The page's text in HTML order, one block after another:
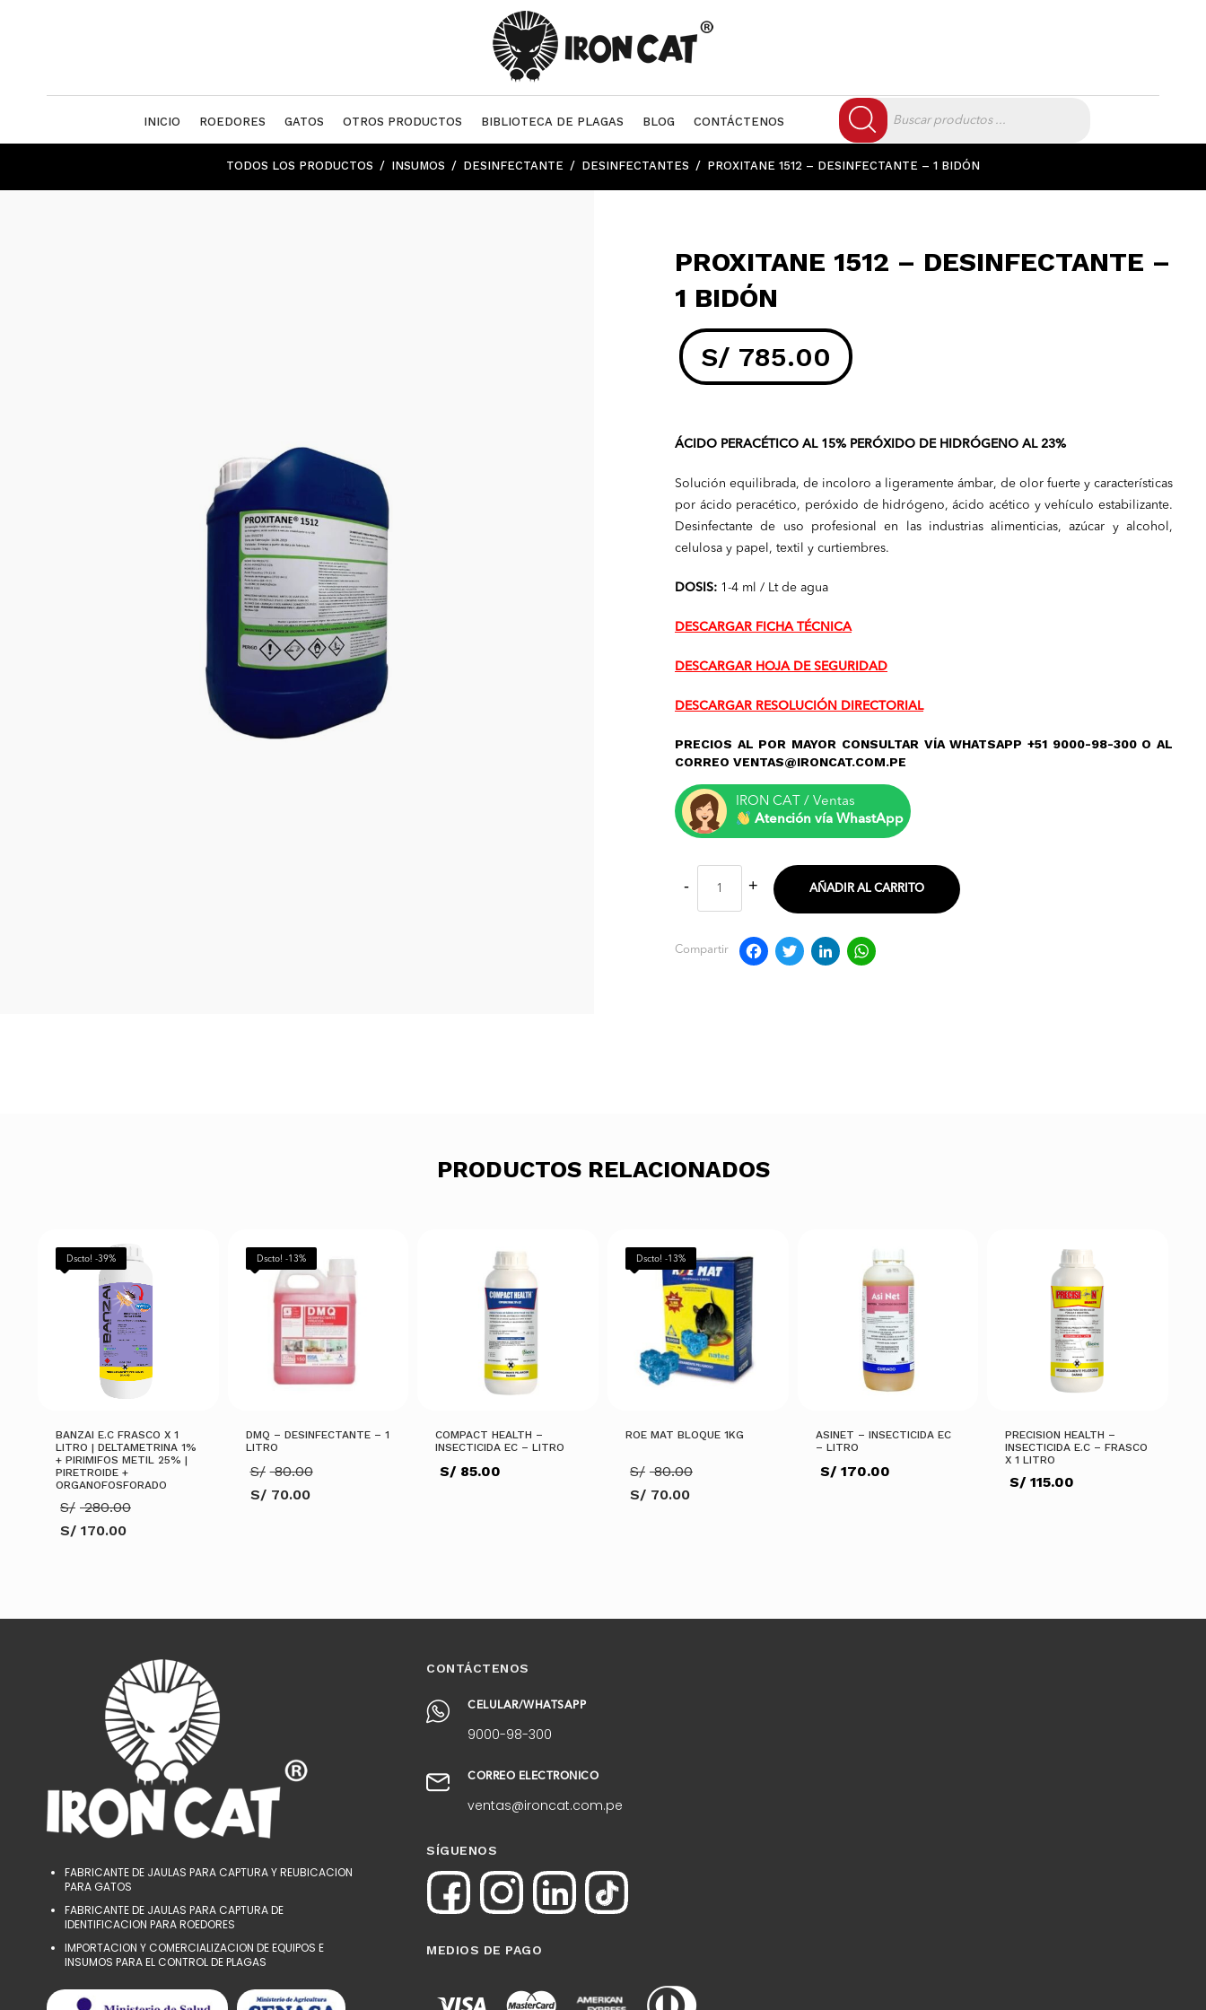
INICIO ROEDORES GATOS OTROS PRODUCTOS BIBLIOTECA DE PLAGAS BLOG CONTÁCTENOS
Búsqueda
de
productos
TODOS LOS PRODUCTOS INSUMOS DESINFECTANTE DESINFECTANTES PROXITANE 1512 – DESINFECTANTE – 1 BIDÓN
PROXITANE 1512 – DESINFECTANTE –
1 BIDÓN
S/ 785.00
ÁCIDO PERACÉTICO AL 15% PERÓXIDO DE HIDRÓGENO AL 23%
Solución equilibrada, de incoloro a ligeramente ámbar, de olor fuerte y características
por ácido peracético, peróxido de hidrógeno, ácido acético y vehículo estabilizante.
Desinfectante de uso profesional en las industrias alimenticias, azúcar y alcohol,
celulosa y papel, textil y curtiembres.
DOSIS: 1-4 ml / Lt de agua
DESCARGAR FICHA TÉCNICA
DESCARGAR HOJA DE SEGURIDAD
DESCARGAR RESOLUCIÓN DIRECTORIAL
PRECIOS AL POR MAYOR CONSULTAR VÍA WHATSAPP +51 9000-98-300 O AL
CORREO VENTAS@IRONCAT.COM.PE
IRON CAT / Ventas
Atención vía WhastApp
AÑADIR AL CARRITO
Compartir Facebook
TwitterLinkedIn
PRODUCTOS RELACIONADOS
Dscto! -39%
BANZAI E.C FRASCO X 1
LITRO | DELTAMETRINA 1%
+ PIRIMIFOS METIL 25% |
PIRETROIDE +
ORGANOFOSFORADO
S/ 280.00
S/ 170.00
Dscto! -13%
DMQ – DESINFECTANTE – 1
LITRO
S/ 80.00
S/70.00
COMPACT HEALTH –
INSECTICIDA EC – LITRO
S/ 85.00
Dscto! -13%
ROE MAT BLOQUE 1KG
S/ 80.00
S/70.00
ASINET – INSECTICIDA EC
– LITRO
S/170.00
PRECISION HEALTH –
INSECTICIDA E.C – FRASCO
X 1 LITRO
S/ 115.00
FABRICANTE DE JAULAS PARA CAPTURA Y REUBICACION
PARA GATOS
FABRICANTE DE JAULAS PARA CAPTURA DE
IDENTIFICACION PARA ROEDORES
IMPORTACION Y COMERCIALIZACION DE EQUIPOS E
INSUMOS PARA EL CONTROL DE PLAGAS
CONTÁCTENOS
CELULAR/WHATSAPP
9000-98-300
CORREO ELECTRÓNICO
ventas@ironcat.com.pe
SÍGUENOS
MEDIOS DE PAGO